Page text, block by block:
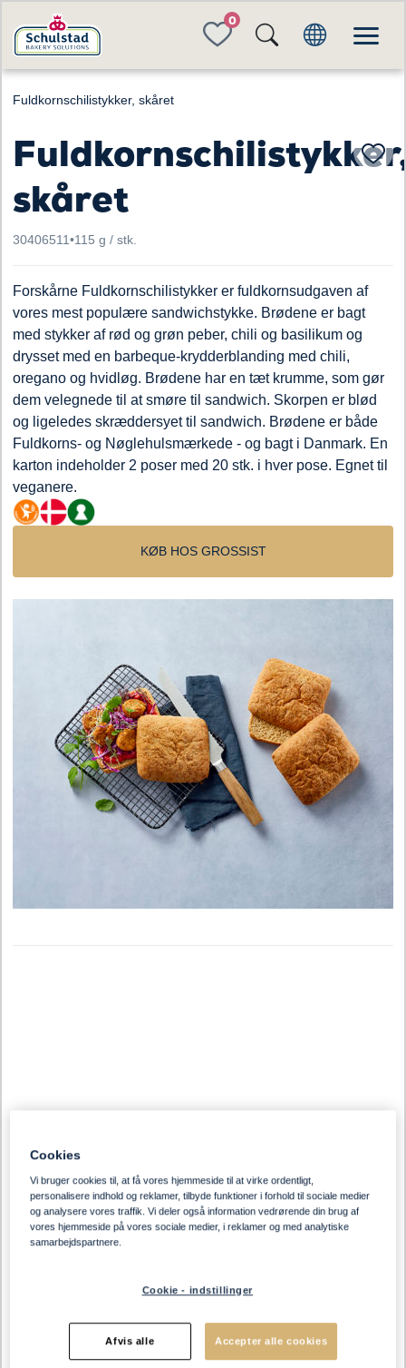
FAVORITES
Fuldkornschilistykker, skåret
skåret
30406511•115 g / stk.
Forskårne Fuldkornschilistykker er fuldkornsudgaven af
vores mest populære sandwichstykke. Brødene er bagt
med stykker af rød og grøn peber, chili og basilikum og
drysset med en barbeque-krydderblanding med chili,
oregano og hvidløg. Brødene har en tæt krumme, som gør
dem velegnede til at smøre til sandwich. Skorpen er blød
og ligeledes skræddersyet til sandwich. Brødene er både
Fuldkorns- og Nøglehulsmærkede - og bagt i Danmark. En
karton indeholder 2 poser med 20 stk. i hver pose. Egnet til
veganere.
KØB HOS GROSSIST
Cookies
Vi bruger cookies til, at få vores hjemmeside til at virke ordentligt,
personalisere indhold og reklamer, tilbyde funktioner i forhold til sociale medier
og analysere vores traffik. Vi deler også information vedrørende din brug af
vores hjemmeside på vores sociale medier, i reklamer og med analytiske
samarbejdspartnere.
Cookie - indstillinger
Afvis alle Accepter alle cookies